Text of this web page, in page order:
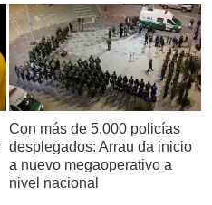
Con más de 5.000 policías
desplegados: Arrau da inicio
a nuevo megaoperativo a
nivel nacional